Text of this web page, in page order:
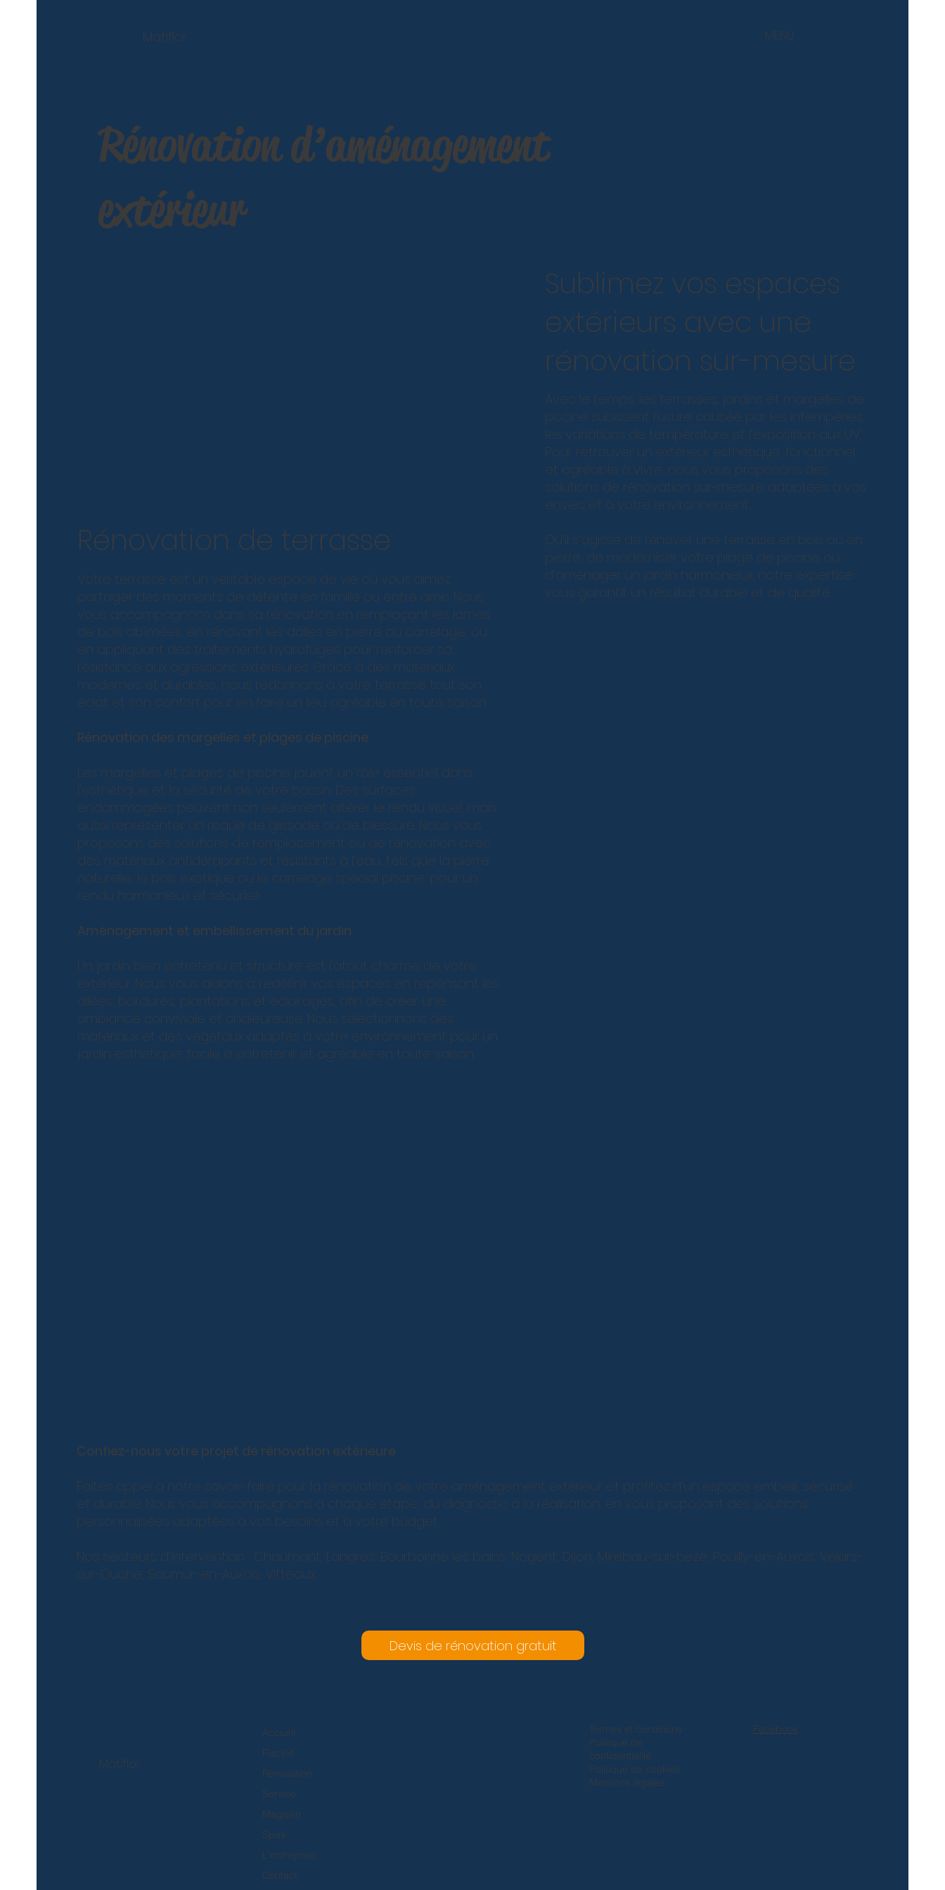
Matiflor MENU
Rénovation d’aménagement
extérieur
Rénovation de terrasse
Votre terrasse est un véritable espace de vie où vous aimez
partager des moments de détente en famille ou entre amis. Nous
vous accompagnons dans sa rénovation en remplaçant les lames
de bois abîmées, en rénovant les dalles en pierre ou carrelage, ou
en appliquant des traitements hydrofuges pour renforcer sa
résistance aux agressions extérieures. Grâce à des matériaux
modernes et durables, nous redonnons à votre terrasse tout son
éclat et son confort pour en faire un lieu agréable en toute saison.
Rénovation des margelles et plages de piscine
Les margelles et plages de piscine jouent un rôle essentiel dans
l’esthétique et la sécurité de votre bassin. Des surfaces
endommagées peuvent non seulement altérer le rendu visuel, mais
aussi représenter un risque de glissade ou de blessure. Nous vous
proposons des solutions de remplacement ou de rénovation avec
des matériaux antidérapants et résistants à l’eau, tels que la pierre
naturelle, le bois exotique ou le carrelage spécial piscine, pour un
rendu harmonieux et sécurisé.
Aménagement et embellissement du jardin
Un jardin bien entretenu et structuré est l’atout charme de votre
extérieur. Nous vous aidons à redéfinir vos espaces en repensant les
allées, bordures, plantations et éclairages, afin de créer une
ambiance conviviale et chaleureuse. Nous sélectionnons des
matériaux et des végétaux adaptés à votre environnement pour un
jardin esthétique, facile à entretenir et agréable en toute saison.
Sublimez vos espaces
extérieurs avec une
rénovation sur-mesure
Avec le temps, les terrasses, jardins et margelles de
piscine subissent l’usure causée par les intempéries,
les variations de température et l’exposition aux UV.
Pour retrouver un extérieur esthétique, fonctionnel
et agréable à vivre, nous vous proposons des
solutions de rénovation sur-mesure adaptées à vos
envies et à votre environnement.
Qu’il s’agisse de rénover une terrasse en bois ou en
pierre, de moderniser votre plage de piscine ou
d’aménager un jardin harmonieux, notre expertise
vous garantit un résultat durable et de qualité.
Confiez-nous votre projet de rénovation extérieure
Faites appel à notre savoir-faire pour la rénovation de votre aménagement extérieur et profitez d’un espace embelli, sécurisé
et durable. Nous vous accompagnons à chaque étape, du diagnostic à la réalisation, en vous proposant des solutions
personnalisées adaptées à vos besoins et à votre budget.
Nos secteurs d'intervention : Chaumont, Langres, Bourbonne les bains, Nogent, Dijon, Mirebau-sur-beze, Pouilly-en-Auxois, Velars-
sur-Ouche, Saumur-en-Auxois, Vitteaux
Devis de rénovation gratuit
Matiflor
Accueil
Piscine
Rénovation
Service
Magasin
Spas
L'entreprise
Contact
Termes et conditions
Politique de
confidentialité
Politique de cookies
Mentions légales
Facebook